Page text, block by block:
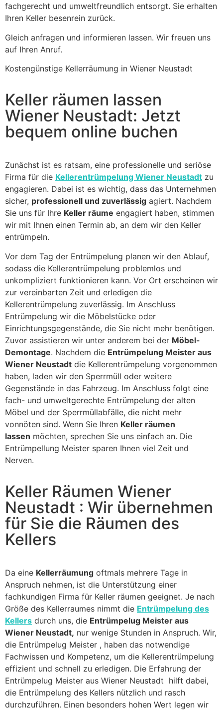
fachgerecht und umweltfreundlich entsorgt. Sie erhalten
Ihren Keller besenrein zurück.
Gleich anfragen und informieren lassen. Wir freuen uns
auf Ihren Anruf.
Kostengünstige Kellerräumung in Wiener Neustadt
Keller räumen lassen
Wiener Neustadt: Jetzt
bequem online buchen
Zunächst ist es ratsam, eine professionelle und seriöse
Firma für die Kellerentrümpelung Wiener Neustadt zu
engagieren. Dabei ist es wichtig, dass das Unternehmen
sicher, professionell und zuverlässig agiert. Nachdem
Sie uns für Ihre Keller räume engagiert haben, stimmen
wir mit Ihnen einen Termin ab, an dem wir den Keller
entrümpeln.
Vor dem Tag der Entrümpelung planen wir den Ablauf,
sodass die Kellerentrümpelung problemlos und
unkompliziert funktionieren kann. Vor Ort erscheinen wir
zur vereinbarten Zeit und erledigen die
Kellerentrümpelung zuverlässig. Im Anschluss
Entrümpelung wir die Möbelstücke oder
Einrichtungsgegenstände, die Sie nicht mehr benötigen.
Zuvor assistieren wir unter anderem bei der Möbel-
Demontage. Nachdem die Entrümpelung Meister aus
Wiener Neustadt die Kellerentrümpelung vorgenommen
haben, laden wir den Sperrmüll oder weitere
Gegenstände in das Fahrzeug. Im Anschluss folgt eine
fach- und umweltgerechte Entrümpelung der alten
Möbel und der Sperrmüllabfälle, die nicht mehr
vonnöten sind. Wenn Sie Ihren Keller räumen
lassen möchten, sprechen Sie uns einfach an. Die
Entrümpellung Meister sparen Ihnen viel Zeit und
Nerven.
Keller Räumen Wiener
Neustadt : Wir übernehmen
für Sie die Räumen des
Kellers
Da eine Kellerräumung oftmals mehrere Tage in
Anspruch nehmen, ist die Unterstützung einer
fachkundigen Firma für Keller räumen geeignet. Je nach
Größe des Kellerraumes nimmt die Entrümpelung des
Kellers durch uns, die Entrümpelug Meister aus
Wiener Neustadt, nur wenige Stunden in Anspruch. Wir,
die Entrümpelug Meister , haben das notwendige
Fachwissen und Kompetenz, um die Kellerentrümpelung
effizient und schnell zu erledigen. Die Erfahrung der
Entrümpelug Meister aus Wiener Neustadt hilft dabei,
die Entrümpelung des Kellers nützlich und rasch
durchzuführen. Einen besonders hohen Wert legen wir